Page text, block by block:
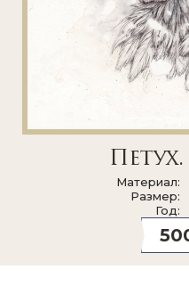
Материал
Размер
Год